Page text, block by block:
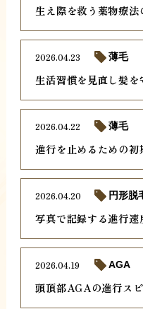
生え際を救う薬物療法
生活習慣を見直し髪
2026.04.23 薄毛
進行を止めるための初
2026.04.22 薄毛
写真で記録する進行速
2026.04.20 円形脱
頭頂部AGAの進行ス
2026.04.19 AGA